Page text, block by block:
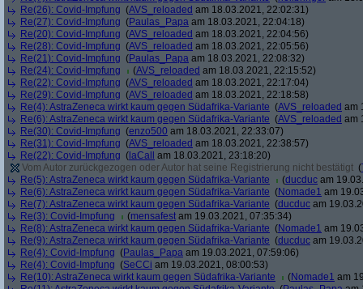
Re(26): Covid-Impfung (AVS_reloaded am 18.03.2021, 22:02:31)
Re(27): Covid-Impfung (Paulas_Papa am 18.03.2021, 22:04:18)
Re(20): Covid-Impfung (AVS_reloaded am 18.03.2021, 22:04:56)
Re(28): Covid-Impfung (AVS_reloaded am 18.03.2021, 22:05:56)
Re(21): Covid-Impfung (Paulas_Papa am 18.03.2021, 22:08:32)
Re(24): Covid-Impfung
(AVS_reloaded am 18.03.2021, 22:15:52)
Re(22): Covid-Impfung (AVS_reloaded am 18.03.2021, 22:17:04)
Re(29): Covid-Impfung (AVS_reloaded am 18.03.2021, 22:18:58)
Re(4): AstraZeneca wirkt kaum gegen Südafrika-Variante (AVS_reloaded am
Re(6): AstraZeneca wirkt kaum gegen Südafrika-Variante (AVS_reloaded am
Re(30): Covid-Impfung (enzo500 am 18.03.2021, 22:33:07)
Re(31): Covid-Impfung (AVS_reloaded am 18.03.2021, 22:38:57)
Re(22): Covid-Impfung ( laCall
am 18.03.2021, 23:18:20)
Vom Autor zurückgezogen oder Autor hat seine Registrierung nicht bestätigt (
Re(5): AstraZeneca wirkt kaum gegen Südafrika-Variante
(ducduc am
Re(6): AstraZeneca wirkt kaum gegen Südafrika-Variante (Nomade1 am
Re(7): AstraZeneca wirkt kaum gegen Südafrika-Variante (ducduc am
Re(3): Covid-Impfung
(mensafest am 19.03.2021, 07:35:34)
Re(8): AstraZeneca wirkt kaum gegen Südafrika-Variante (Nomade1 am
Re(9): AstraZeneca wirkt kaum gegen Südafrika-Variante (ducduc am
Re(4): Covid-Impfung (Paulas_Papa am 19.03.2021, 07:59:06)
Re(4): Covid-Impfung (SeCCi am 19.03.2021, 08:00:53)
Re(10): AstraZeneca wirkt kaum gegen Südafrika-Variante
(Nomade1 am